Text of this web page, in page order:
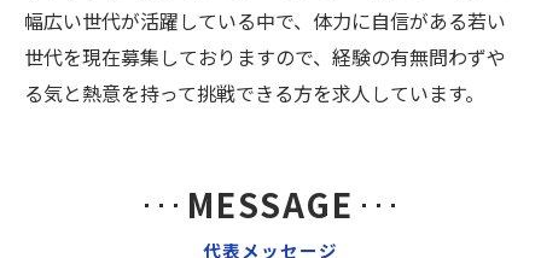
幅広い世代が活躍している中で、体力に自信がある若い
世代を現在募集しておりますので、経験の有無問わずや
る気と熱意を持って挑戦できる方を求人しています。
代表メッセージ
MESSAGE